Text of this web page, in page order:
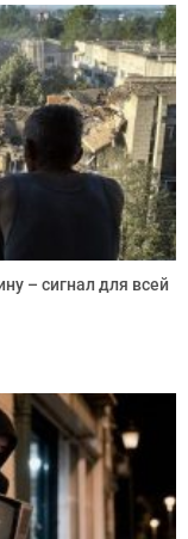
– сигнал для всей